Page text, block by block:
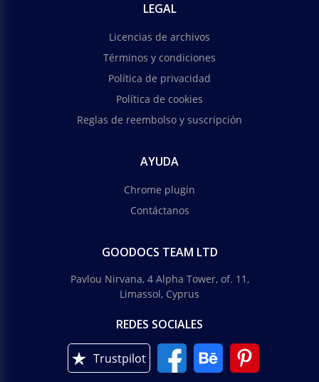
LEGAL
Licencias de archivos
Términos y condiciones
Política de privacidad
Política de cookies
Reglas de reembolso y suscripción
AYUDA
Chrome plugin
Contáctanos
GOODOCS TEAM LTD
Pavlou Nirvana, 4 Alpha Tower, of. 11,
Limassol, Cyprus
REDES SOCIALES
Trustpilot